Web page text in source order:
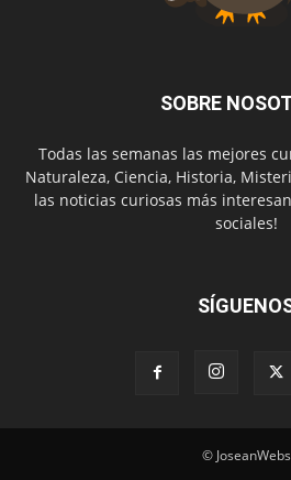
SOBRE
Todas las semanas las mejores
Naturaleza, Ciencia, Historia,
las noticias curiosas más
sociales!
© JoseanWebs